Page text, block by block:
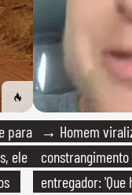
para
ele
→ Homem
entregador: 'Que